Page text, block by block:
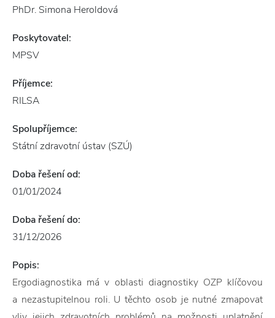
PhDr. Simona Heroldová
Poskytovatel:
MPSV
Příjemce:
RILSA
Spolupříjemce:
Státní zdravotní ústav (SZÚ)
Doba řešení od:
01/01/2024
Doba řešení do:
31/12/2026
Popis:
Ergodiagnostika má v oblasti diagnostiky OZP klíčovou
a nezastupitelnou roli. U těchto osob je nutné zmapovat